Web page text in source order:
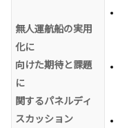
無人運航船の実用
化に
向けた期待と課題
に
関するパネルディ
スカッション